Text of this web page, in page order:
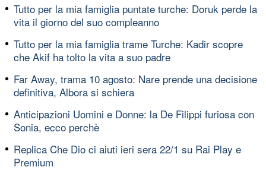
Tutto per la mia famiglia puntate turche: Doruk perde la
vita il giorno del suo compleanno
Tutto per la mia famiglia trame Turche: Kadir scopre
che Akif ha tolto la vita a suo padre
Far Away, trama 10 agosto: Nare prende una decisione
definitiva, Albora si schiera
Anticipazioni Uomini e Donne: la De Filippi furiosa con
Sonia, ecco perchè
Replica Che Dio ci aiuti ieri sera 22/1 su Rai Play e
Premium